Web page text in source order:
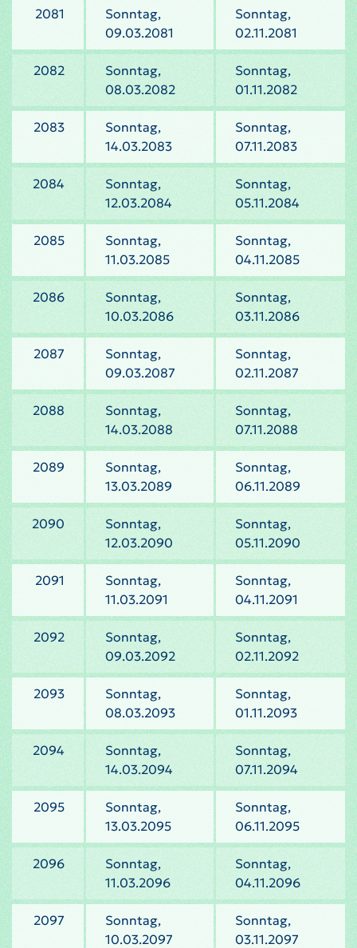
2081
Sonntag,
09.03.2081
Sonntag,
02.11.2081
2082
Sonntag,
08.03.2082
Sonntag,
01.11.2082
2083
Sonntag,
14.03.2083
Sonntag,
07.11.2083
2084
Sonntag,
12.03.2084
Sonntag,
05.11.2084
2085
Sonntag,
11.03.2085
Sonntag,
04.11.2085
2086
Sonntag,
10.03.2086
Sonntag,
03.11.2086
2087
Sonntag,
09.03.2087
Sonntag,
02.11.2087
2088
Sonntag,
14.03.2088
Sonntag,
07.11.2088
2089
Sonntag,
13.03.2089
Sonntag,
06.11.2089
2090
Sonntag,
12.03.2090
Sonntag,
05.11.2090
2091
Sonntag,
11.03.2091
Sonntag,
04.11.2091
2092
Sonntag,
09.03.2092
Sonntag,
02.11.2092
2093
Sonntag,
08.03.2093
Sonntag,
01.11.2093
2094
Sonntag,
14.03.2094
Sonntag,
07.11.2094
2095
Sonntag,
13.03.2095
Sonntag,
06.11.2095
2096
Sonntag,
11.03.2096
Sonntag,
04.11.2096
2097
Sonntag,
10.03.2097
Sonntag,
03.11.2097